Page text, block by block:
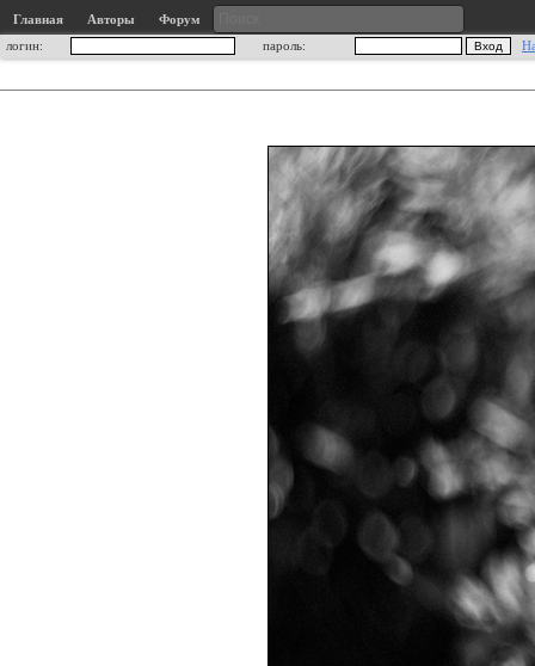
Главная Авторы
Форум
логин:
пароль: